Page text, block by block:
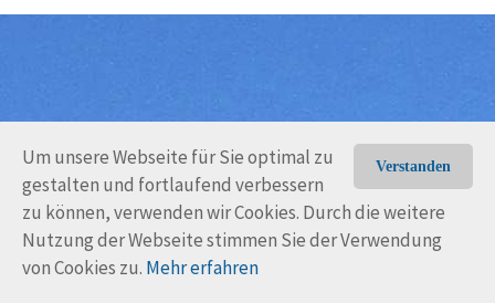
Verstanden
Um unsere Webseite für Sie optimal zu
gestalten und fortlaufend verbessern
zu können, verwenden wir Cookies. Durch die weitere
Nutzung der Webseite stimmen Sie der Verwendung
von Cookies zu. Mehr erfahren